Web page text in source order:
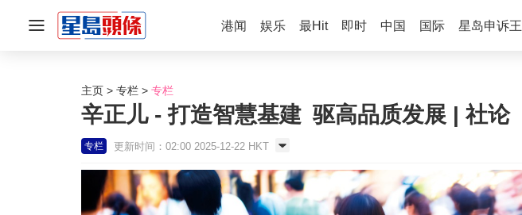
港闻 娱乐 最Hit 即时 中国 国际 星岛申诉王
主页 专栏 专栏
辛正儿 - 打造智慧基建 驱高品质发展 | 社论
专栏 更新时间：02:00 2025-12-22 HKT